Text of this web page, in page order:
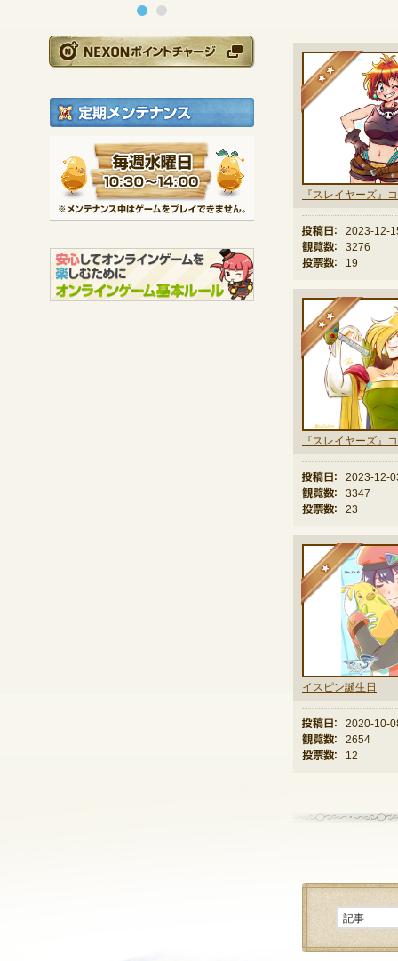
NEXONポイントチ
定期メンテナンス
毎週水曜日 10:30
※メンテナンス中は
★★
投稿日：
2023-12-
観覧数：
3276
投票数：
19
★★
投稿日：
2023-12-
観覧数：
3347
投票数：
23
イスピン誕生日
★
投稿日：
2020-10-
観覧数：
2654
投票数：
12